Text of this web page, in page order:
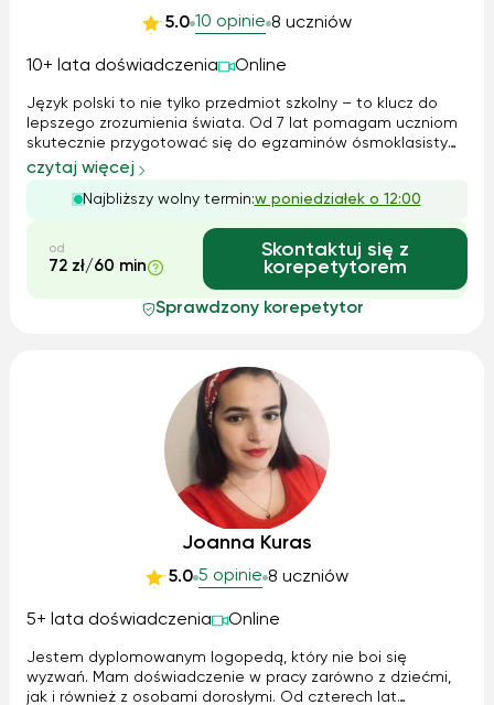
5.0 10 opinie 8 uczniów
10+ lata doświadczenia Online
Język polski to nie tylko przedmiot szkolny – to klucz do
lepszego zrozumienia świata. Od 7 lat pomagam uczniom
skutecznie przygotować się do egzaminów ósmoklasisty
oraz matury, zarówno na poziomie podstawowym, jak i
rozszerzonym. Każdy uczeń jest inny, dlatego stosuję
indywidualne podejście i różno...
czytaj więcej
Najbliższy wolny termin:w poniedziałek o 12:00
od
72 zł/60 min
Skontaktuj się z
korepetytorem
Sprawdzony korepetytor
Joanna Kuras
5.0 5 opinie 8 uczniów
5+ lata doświadczenia Online
Jestem dyplomowanym logopedą, który nie boi się
wyzwań. Mam doświadczenie w pracy zarówno z dziećmi,
jak i również z osobami dorosłymi. Od czterech lat